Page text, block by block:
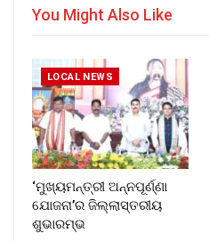
You Might Also Like
LOCAL NEWS
‘ମୁଖ୍ୟମନ୍ତ୍ରୀ ଅନ୍ନପୂର୍ଣ୍ଣା
ଯୋଜନା’ର ଜିଲ୍ଲାସ୍ତରୀୟ
ଶୁଭାରମ୍ଭ